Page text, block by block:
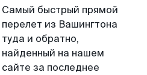
Самый быстрый прямой
перелет из Вашингтона
туда и обратно,
найденный на нашем
сайте за последнее